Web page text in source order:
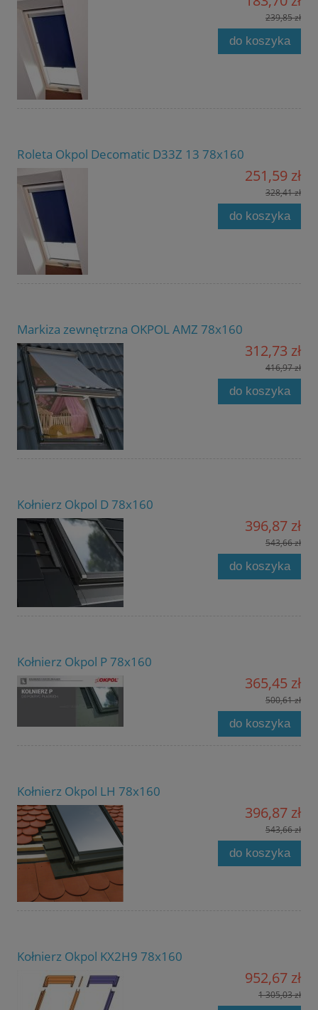
239,85 zł
do koszyka
Roleta Okpol Decomatic D33Z 13 78x160
251,59 zł
328,41 zł
do koszyka
Markiza zewnętrzna OKPOL AMZ 78x160
312,73 zł
416,97 zł
do koszyka
Kołnierz Okpol D 78x160
396,87 zł
543,66 zł
do koszyka
Kołnierz Okpol P 78x160
365,45 zł
500,61 zł
do koszyka
Kołnierz Okpol LH 78x160
396,87 zł
543,66 zł
do koszyka
Kołnierz Okpol KX2H9 78x160
952,67 zł
1 305,03 zł